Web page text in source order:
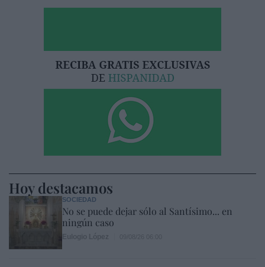
Hoy destacamos
SOCIEDAD
No se puede dejar sólo al Santísimo... en
ningún caso